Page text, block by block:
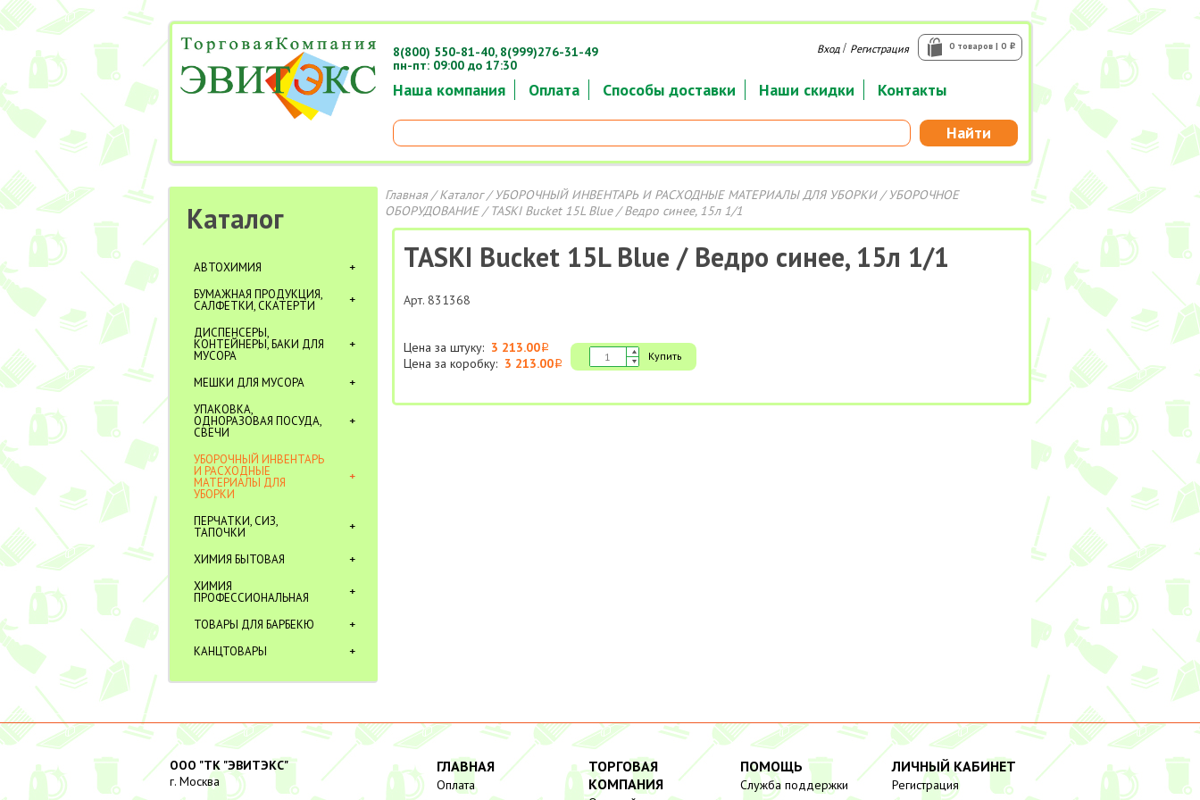
Наша компания Оплата Способы доставки Наши скидки Контакты
Найти
0 товаров | 0 i
Вход/ Регистрация
8(800) 550-81-40, 8(999)276-31-49
пн-пт: 09:00 до 17:30
Каталог
АВТОХИМИЯ
БУМАЖНАЯ ПРОДУКЦИЯ,
САЛФЕТКИ, СКАТЕРТИ
ДИСПЕНСЕРЫ,
КОНТЕЙНЕРЫ, БАКИ ДЛЯ
МУСОРА
МЕШКИ ДЛЯ МУСОРА
УПАКОВКА,
ОДНОРАЗОВАЯ ПОСУДА,
СВЕЧИ
УБОРОЧНЫЙ ИНВЕНТАРЬ
И РАСХОДНЫЕ
МАТЕРИАЛЫ ДЛЯ
УБОРКИ
ПЕРЧАТКИ, СИЗ,
ТАПОЧКИ
ХИМИЯ БЫТОВАЯ
ХИМИЯ
ПРОФЕССИОНАЛЬНАЯ
ТОВАРЫ ДЛЯ БАРБЕКЮ
КАНЦТОВАРЫ
Главная/Каталог/УБОРОЧНЫЙ ИНВЕНТАРЬ И РАСХОДНЫЕ МАТЕРИАЛЫ ДЛЯ УБОРКИ/УБОРОЧНОЕ
ОБОРУДОВАНИЕ/ TASKI Bucket 15L Blue / Ведро синее, 15л 1/1
TASKI Bucket 15L Blue / Ведро синее, 15л 1/1
Арт. 831368
Цена за штуку: 3 213.00i
Цена за коробку: 3 213.00i
Купить
ООО "ТК "ЭВИТЭКС"
г. Москва
ГЛАВНАЯ
Оплата
ТОРГОВАЯ
КОМПАНИЯ
ПОМОЩЬ
Служба поддержки
ЛИЧНЫЙ КАБИНЕТ
Регистрация